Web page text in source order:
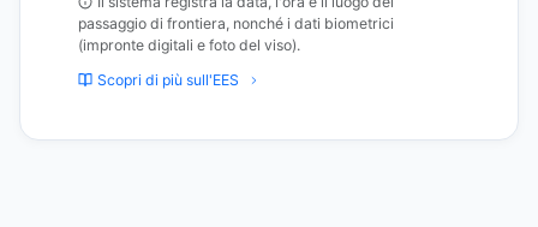
passaggio di frontiera, nonché i dati biometrici
(impronte digitali e foto del viso).
Scopri di più sull'EES